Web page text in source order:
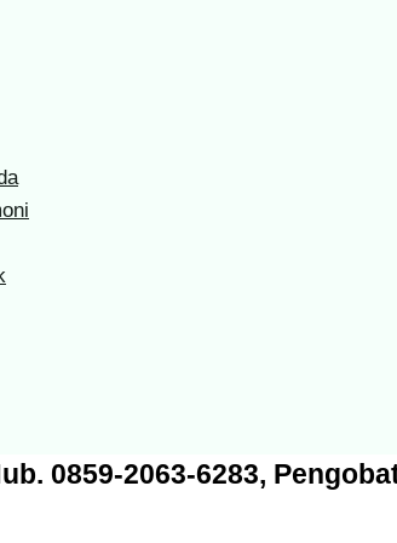
0859-2063-6283,